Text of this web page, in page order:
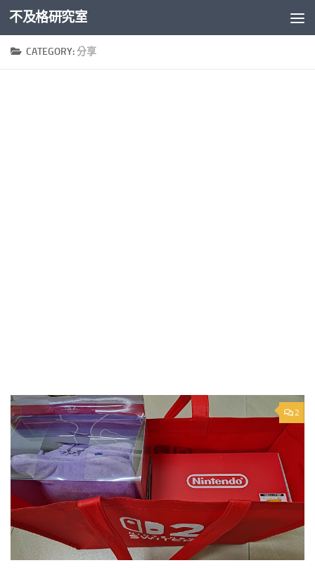
Skip to content
不及格研究室
CATEGORY:分享
2